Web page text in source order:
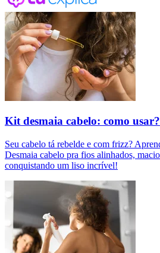
Kit desmaia cabelo: como usar?
Seu cabelo tá rebelde e com frizz?
Desmaia cabelo pra fios alinhados,
conquistando um liso incrível!